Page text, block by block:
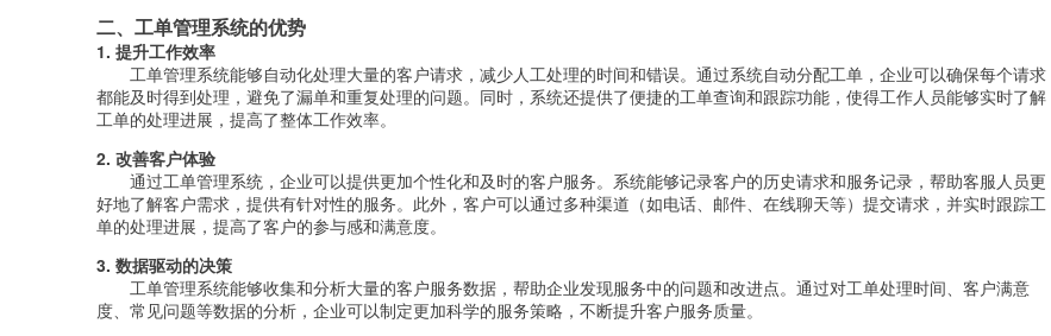
二、工单管理系统的优势
1. 提升工作效率
工单管理系统能够自动化处理大量的客户请求，减少人工处理的时间和错误。通过系统自动分配工单，企业可以确保每个请求
都能及时得到处理，避免了漏单和重复处理的问题。同时，系统还提供了便捷的工单查询和跟踪功能，使得工作人员能够实时了解
工单的处理进展，提高了整体工作效率。
2. 改善客户体验
通过工单管理系统，企业可以提供更加个性化和及时的客户服务。系统能够记录客户的历史请求和服务记录，帮助客服人员更
好地了解客户需求，提供有针对性的服务。此外，客户可以通过多种渠道（如电话、邮件、在线聊天等）提交请求，并实时跟踪工
单的处理进展，提高了客户的参与感和满意度。
3. 数据驱动的决策
工单管理系统能够收集和分析大量的客户服务数据，帮助企业发现服务中的问题和改进点。通过对工单处理时间、客户满意
度、常见问题等数据的分析，企业可以制定更加科学的服务策略，不断提升客户服务质量。